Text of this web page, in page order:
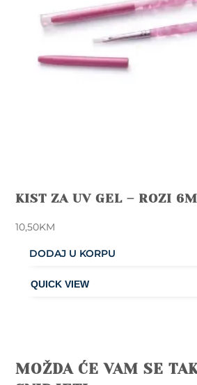
KIST ZA UV GEL – ROZI
10,50KM
DODAJ U KORPU
MOŽDA ĆE VAM SE